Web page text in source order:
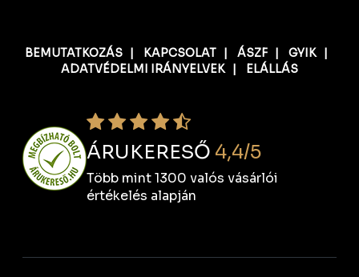
BEMUTATKOZÁS| KAPCSOLAT| ÁSZF| GYIK|
ADATVÉDELMI IRÁNYELVEK| ELÁLLÁS
ÁRUKERESŐ 4,4/5
Több mint 1300 valós vásárlói
értékelés alapján